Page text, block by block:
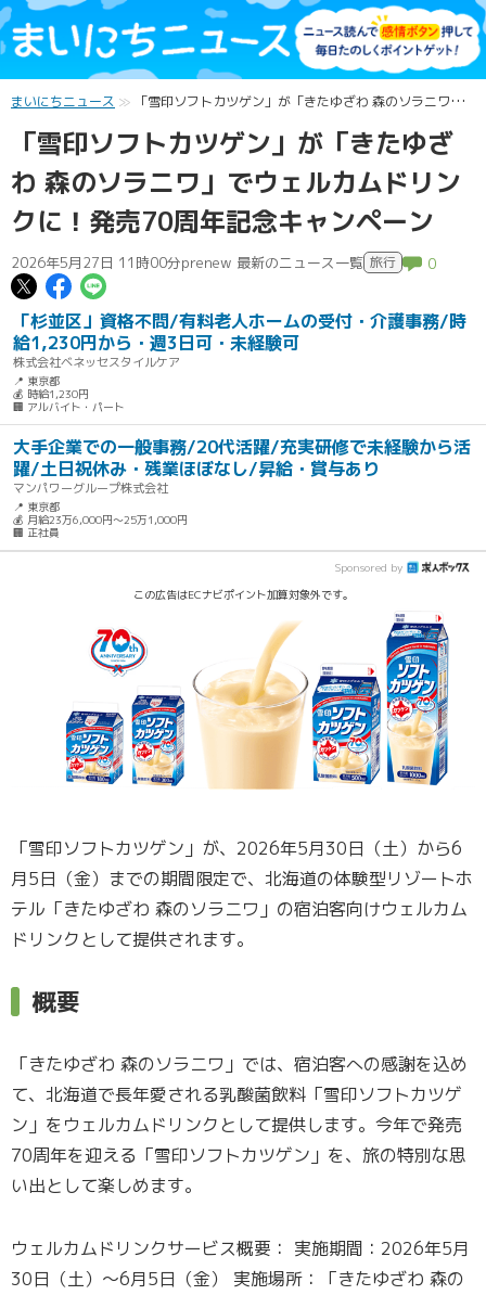
まいにちニュース 「雪印ソフトカツゲン」が「きたゆざわ 森のソラニワ」でウェルカムドリンクに！発売70周年記念キャンペーン
「雪印ソフトカツゲン」が「きたゆざ
わ 森のソラニワ」でウェルカムドリン
クに！発売70周年記念キャンペーン
2026年5月27日 11時00分prenew 最新のニュース一覧 旅行 0
この記事についてポスト
この記事についてFacebookでシェ
「杉並区」資格不問/有料老人ホームの受付・介護事務/時
給1,230円から・週3日可・未経験可
株式会社ベネッセスタイルケア
📍 東京都
💰 時給1,230円
🏢 アルバイト・パート
大手企業での一般事務/20代活躍/充実研修で未経験から活
躍/土日祝休み・残業ほぼなし/昇給・賞与あり
マンパワーグループ株式会社
📍 東京都
💰 月給23万6,000円～25万1,000円
🏢 正社員
Sponsored by
この広告はECナビポイント加算対象外です。
「雪印ソフトカツゲン」が、2026年5月30日（土）から6
月5日（金）までの期間限定で、北海道の体験型リゾートホ
テル「きたゆざわ 森のソラニワ」の宿泊客向けウェルカム
ドリンクとして提供されます。
概要
「きたゆざわ 森のソラニワ」では、宿泊客への感謝を込め
て、北海道で長年愛される乳酸菌飲料「雪印ソフトカツゲ
ン」をウェルカムドリンクとして提供します。今年で発売
70周年を迎える「雪印ソフトカツゲン」を、旅の特別な思
い出として楽しめます。
ウェルカムドリンクサービス概要： 実施期間：2026年5月
30日（土）～6月5日（金） 実施場所：「きたゆざわ 森の